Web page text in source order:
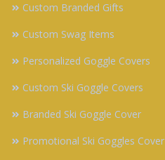
Custom Branded Gifts
Custom Swag Items
Personalized Goggle Covers
Custom Ski Goggle Covers
Branded Ski Goggle Cover
Promotional Ski Goggles Cover